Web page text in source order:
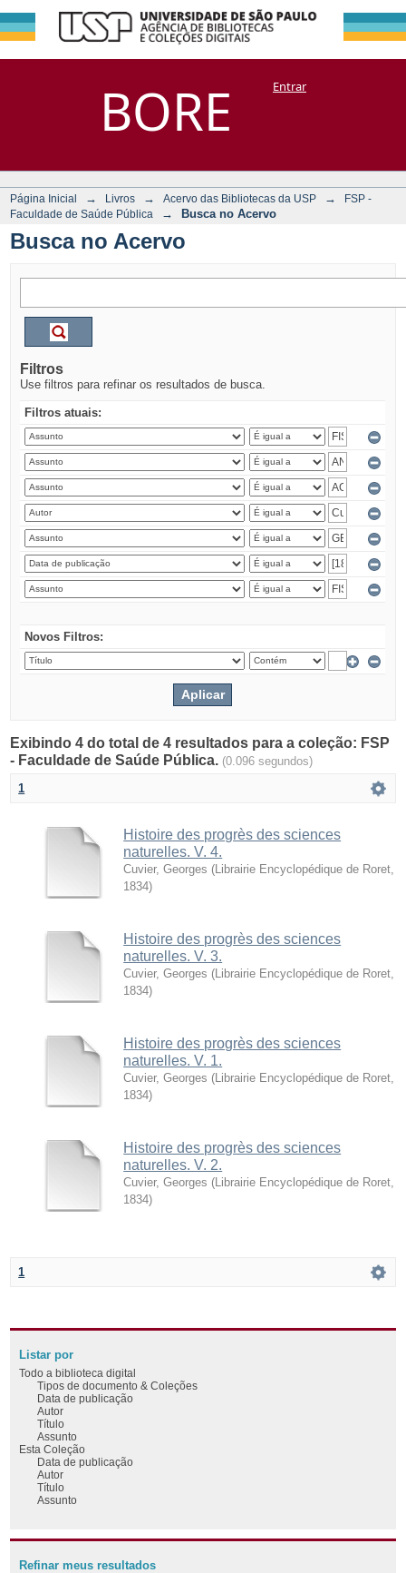
BORE
Busca no Acervo
DSpace/Manakin + CoriscoEntrar
Página Inicial → Livros → Acervo das Bibliotecas da USP →
FSP -
Faculdade de Saúde Pública
→ Busca no Acervo
Busca no Acervo
Filtros
Use filtros para refinar os resultados de busca.
Filtros atuais:
Novos Filtros:
Exibindo 4 do total de 4 resultados para a coleção: FSP
- Faculdade de Saúde Pública. (0.096 segundos)
1
Histoire des progrès des sciences
naturelles. V. 4.
Cuvier, Georges ( Librairie Encyclopédique de Roret
1834)
Histoire des progrès des sciences
naturelles. V. 3.
Cuvier, Georges ( Librairie Encyclopédique de Roret
1834)
Histoire des progrès des sciences
naturelles. V. 1.
Cuvier, Georges ( Librairie Encyclopédique de Roret
1834)
Histoire des progrès des sciences
naturelles. V. 2.
Cuvier, Georges ( Librairie Encyclopédique de Roret
1834)
1
Listar por
Todo a biblioteca digital
Tipos de documento & Coleções
Data de publicação
Autor
Título
Assunto
Esta Coleção
Data de publicação
Autor
Título
Assunto
Refinar meus resultados